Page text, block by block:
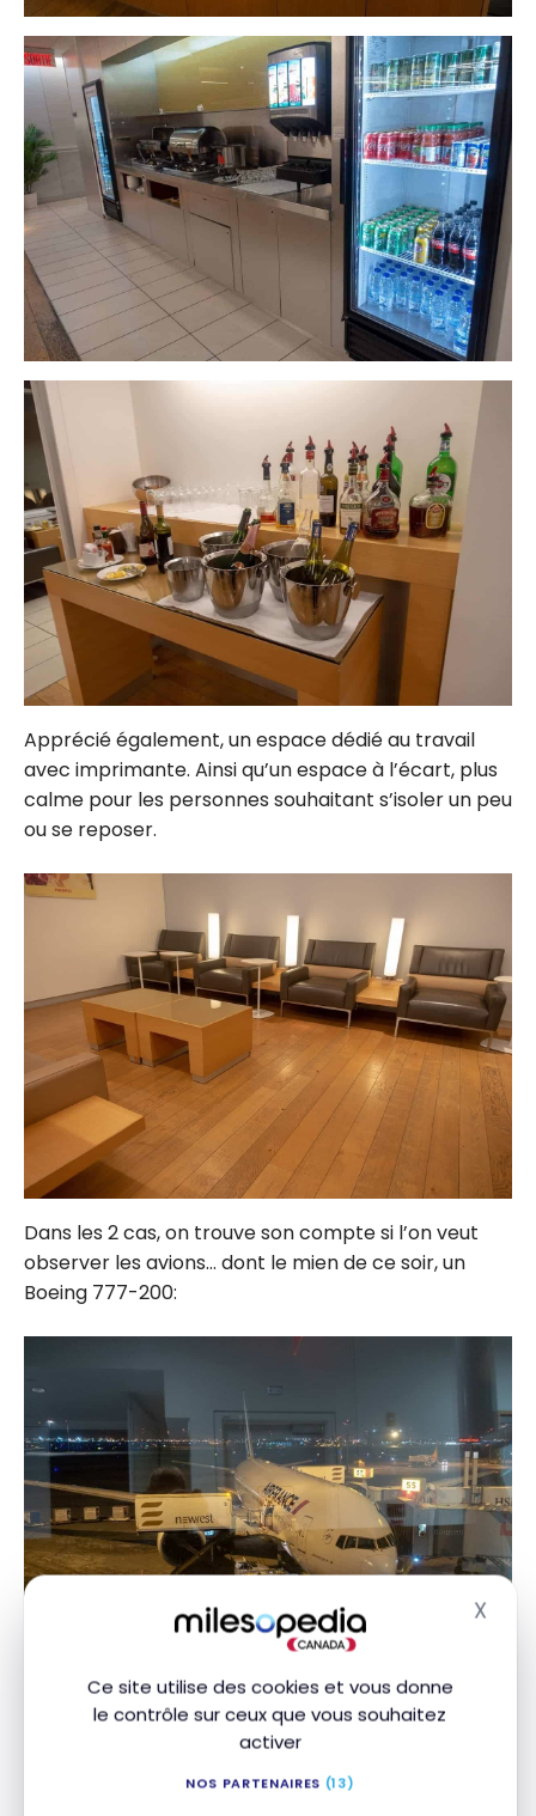
Ce site utilise des cookies et vous donne
le contrôle sur ceux que vous souhaitez
activer
NOS PARTENAIRES (13)
X
Apprécié également, un espace dédié au travail
avec imprimante. Ainsi qu’un espace à l’écart, plus
calme pour les personnes souhaitant s’isoler un peu
ou se reposer.
Dans les 2 cas, on trouve son compte si l’on veut
observer les avions… dont le mien de ce soir, un
Boeing 777-200:
Air France en classe affaires sur
Montréal – Paris